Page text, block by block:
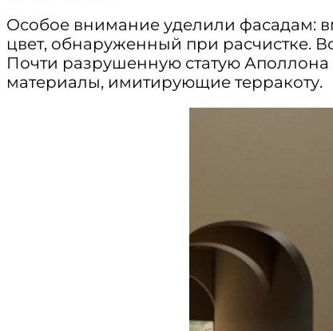
Особое внимание уделили фасадам:
цвет, обнаруженный при расчистке.
Почти разрушенную статую
материалы, имитирующие терракоту.